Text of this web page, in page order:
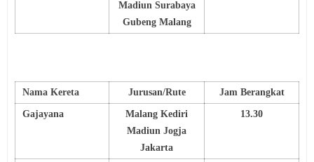
Madiun Surabaya
Gubeng Malang
Nama Kereta Jurusan/Rute Jam Berangkat
Gajayana
Malang Kediri
Madiun Jogja
Jakarta
13.30